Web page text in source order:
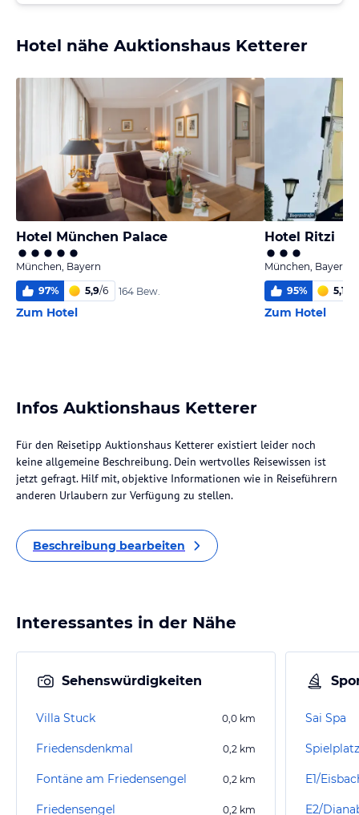
Hotel nähe Auktionshaus Ketterer
Hotel München Palace
München, Bayern
97% 5,9/6 164 Bew.
Zum Hotel
Hotel Ritzi
München, Bayern
95% 5,1
Zum Hotel
Infos Auktionshaus Ketterer
Für den Reisetipp Auktionshaus Ketterer existiert leider noch
keine allgemeine Beschreibung. Dein wertvolles Reisewissen ist
jetzt gefragt. Hilf mit, objektive Informationen wie in Reiseführern
anderen Urlaubern zur Verfügung zu stellen.
Beschreibung bearbeiten
Interessantes in der Nähe
Sehenswürdigkeiten
Villa Stuck 0,0 km
Friedensdenkmal 0,2 km
Fontäne am Friedensengel 0,2 km
Friedensengel 0,2 km
Sai Spa